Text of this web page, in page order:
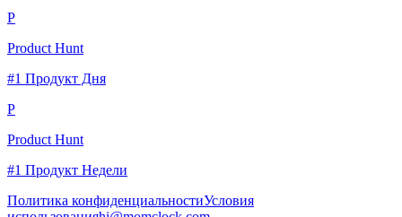
P
Product Hunt
#1 Продукт Дня
P
Product Hunt
#1 Продукт Недели
Политика конфиденциальностиУсловия